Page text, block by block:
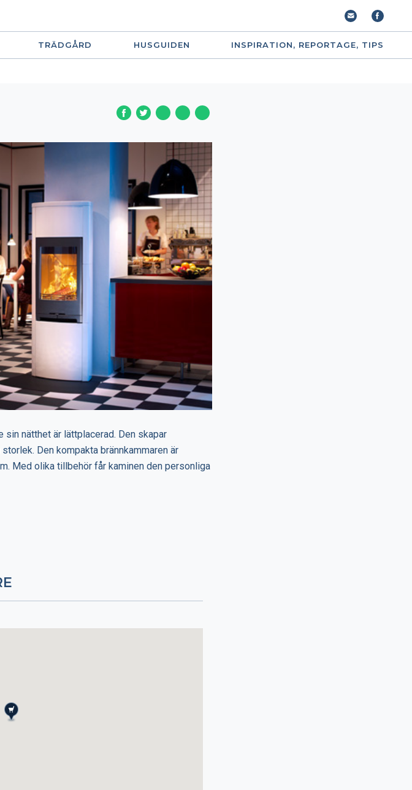
TRÄDGÅRD HUSGUIDEN INSPIRATION, REPORTAGE, TIPS
sin nätthet är lättplacerad. Den skapar
Den kompakta brännkammaren är
Med olika tillbehör får kaminen den personliga